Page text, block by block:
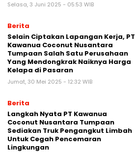
Selasa, 3 Juni 2025 - 05:53 WIB
Berita
Selain Ciptakan Lapangan Kerja, PT
Kawanua Coconut Nusantara
Tumpaan Salah Satu Perusahaan
Yang Mendongkrak Naiknya Harga
Kelapa di Pasaran
Jumat, 30 Mei 2025 - 12:32 WIB
Berita
Langkah Nyata PT Kawanua
Coconut Nusantara Tumpaan
Sediakan Truk Pengangkut Limbah
Untuk Cegah Pencemaran
Lingkungan